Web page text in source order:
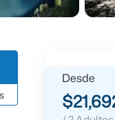
Desde